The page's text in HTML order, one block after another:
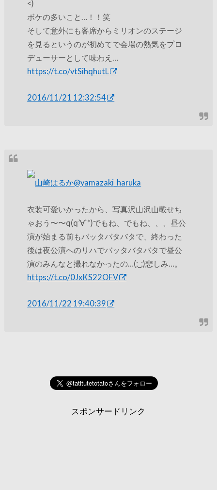
<)
ボケの多いこと…！！笑
そして意外にも客席からミリオンのステージ
を見るというのが初めてで会場の熱気をプロ
デューサーとして味わえ…
https://t.co/vtSihqhutL
2016/11/21 12:32:54
山崎はるか@yamazaki_haruka
衣装可愛いかったから、写真沢山沢山載せち
ゃおう〜〜q(q’∀`*)でもね、でもね、、、昼公
演が始まる前もバッタバタバタで、終わった
後は夜公演へのリハでバッタバタバタで昼公
演のみんなと撮れなかったの…(;_;)悲しみ…。
https://t.co/0JxKS22OFV
2016/11/22 19:40:39
スポンサードリンク